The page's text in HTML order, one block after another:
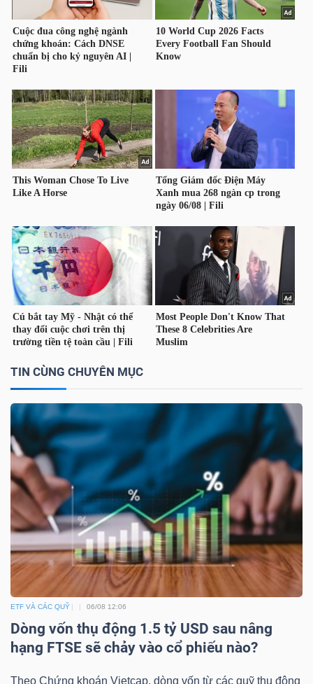
TIN CÙNG CHUYÊN MỤC
ETF VÀ CÁC QUỸ 06/08 12:06
Dòng vốn thụ động 1.5 tỷ USD sau nâng
hạng FTSE sẽ chảy vào cổ phiếu nào?
Theo Chứng khoán Vietcap, dòng vốn từ các quỹ thụ động
NGHỆ
THÔNG
TIN
DỊCH
VỤ
TRUYỀN
THÔNG
TIỆN
ÍCH
BẤT
ĐỘNG
SẢN
Mã
chứng
khoán
(-)
Tất cả Cổ phiếu Chỉ số Chứng chỉ quỹ